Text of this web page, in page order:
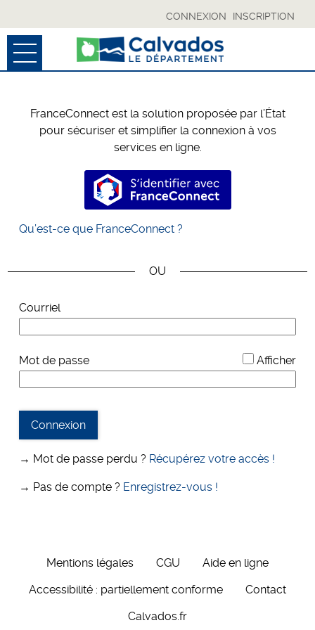
CONNEXION INSCRIPTION
Ouvrir le menu
MES BROUILLONS
ESPACE COLLECTIVITÉS
RÉSERVÉ CD
FranceConnect est la solution proposée par l’État
pour sécuriser et simplifier la connexion à vos
services en ligne.
S’identifier avec
Qu’est-ce que FranceConnect ?
Courriel
Mot de passe Afficher
Connexion
→ Mot de passe perdu ? Récupérez votre accès !
→ Pas de compte ? Enregistrez-vous !
Mentions légales CGU
Aide en ligne
Accessibilité : partiellement conforme
Contact
Calvados.fr